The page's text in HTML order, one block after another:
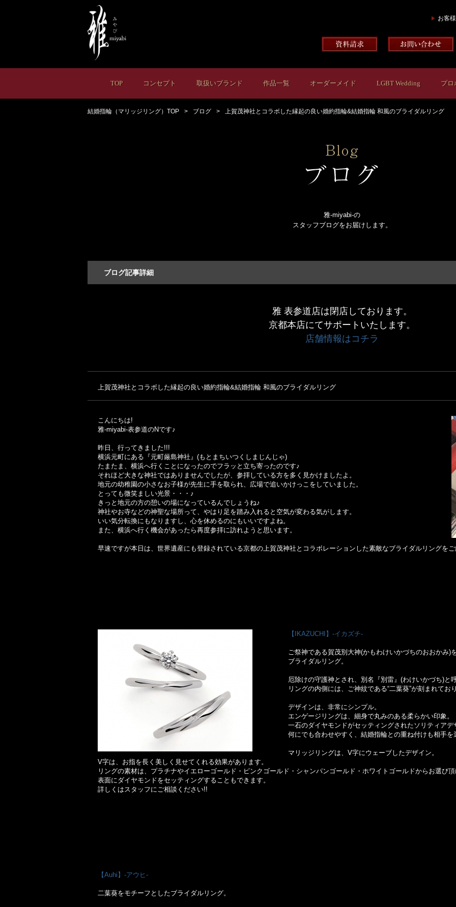
お客
TOP コンセプト 取扱いブランド 作品一覧 オーダーメイド LGBT Wedding プロ
結婚指輪（マリッジリング）TOP ブログ 上賀茂神社とコラボした縁起の良い婚約指輪&結婚指輪 和風のブライダルリング
雅-miyabi-の
スタッフブログをお届けします。
ブログ記事詳細
雅 表参道店は閉店しております。
京都本店にてサポートいたします。
店舗情報はコチラ
上賀茂神社とコラボした縁起の良い婚約指輪&結婚指輪 和風のブライダルリング
こんにちは!
雅-miyabi-表参道のNです♪
昨日、行ってきました!!!
横浜元町にある『元町厳島神社』(もとまちいつくしまじんじゃ)
たまたま、横浜へ行くことになったのでフラッと立ち寄ったのです♪
それほど大きな神社ではありませんでしたが、参拝している方を多く見かけましたよ。
地元の幼稚園の小さなお子様が先生に手を取られ、広場で追いかけっこをしていました。
とっても微笑ましい光景・・・♪
きっと地元の方の憩いの場になっているんでしょうね♪
神社やお寺などの神聖な場所って、やはり足を踏み入れると空気が変わる気がします。
いい気分転換にもなりますし、心を休めるのにもいいですよね。
また、横浜へ行く機会があったら再度参拝に訪れようと思います。
早速ですが本日は、世界遺産にも登録されている京都の上賀茂神社とコラボレーションした素敵なブライダルリングを
【IKAZUCHI】-イカズチ-
ご祭神である賀茂別大神(かもわけいかづちのおおかみ)
ブライダルリング。
厄除けの守護神とされ、別名『別雷』(わけいかづち)と
リングの内側には、ご神紋である“二葉葵”が刻まれてお
デザインは、非常にシンプル。
エンゲージリングは、細身で丸みのある柔らかい印象。
一石のダイヤモンドがセッティングされたソリティアデ
何にでも合わせやすく、結婚指輪との重ね付けも相手を
マリッジリングは、V字にウェーブしたデザイン。
V字は、お指を長く美しく見せてくれる効果があります。
リングの素材は、プラチナやイエローゴールド・ピンクゴールド・シャンパンゴールド・ホワイトゴールドからお選び頂
表面にダイヤモンドをセッティングすることもできます。
詳しくはスタッフにご相談ください!!
【Auhi】-アウヒ-
二葉葵をモチーフとしたブライダルリング。